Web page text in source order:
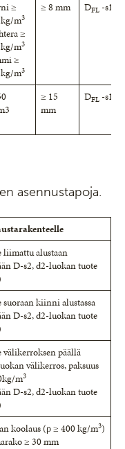
≥
m3
≥
m3
≥
m3
≥ 8 mm DFL -s1
≥ 15
mm
DFL -s1
asennustapoja.
alustaan
D-s2, d2-luokan tuote
kiinni alustassa
D-s2, d2-luokan tuote
päällä
välikerros, paksuus
m3
D-s2, d2-luokan tuote
koolaus (ρ ≥ 400 kg/m3)
≥ 30 mm